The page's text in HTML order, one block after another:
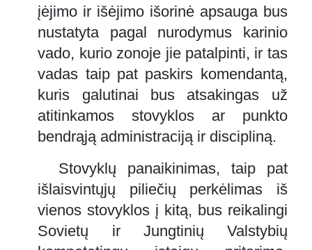
įėjimo ir išėjimo išorinė apsauga bus
nustatyta pagal nurodymus karinio
vado, kurio zonoje jie patalpinti, ir tas
vadas taip pat paskirs komendantą,
kuris galutinai bus atsakingas už
atitinkamos stovyklos ar punkto
bendrąją administraciją ir discipliną.
Stovyklų panaikinimas, taip pat
išlaisvintųjų piliečių perkėlimas iš
vienos stovyklos į kitą, bus reikalingi
Sovietų ir Jungtinių Valstybių